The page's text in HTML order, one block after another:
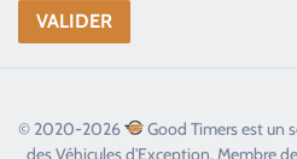
© 2020-2026 Good Timers est un
des Véhicules d'Exception, Membre